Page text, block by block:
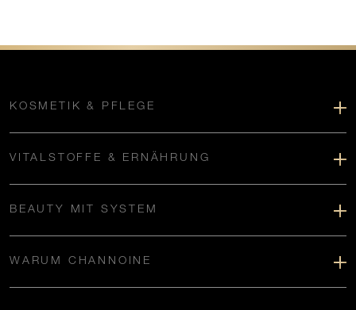
KOSMETIK & PFLEGE
VITALSTOFFE & ERNÄHRUNG
BEAUTY MIT SYSTEM
WARUM CHANNOINE